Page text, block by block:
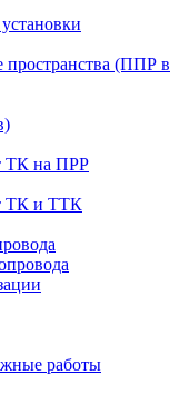
(ППР в
ТК на ПРР
ТК и ТТК
работы